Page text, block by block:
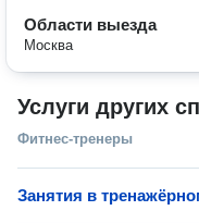
Области выезда
Москва
Услуги других
Фитнес-тренеры
Занятия в